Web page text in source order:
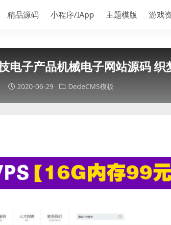
精品源码 小程序/IApp 主题模版 游戏
电子产品机械电子网站源码
2020-06-29 DedeCMS模板